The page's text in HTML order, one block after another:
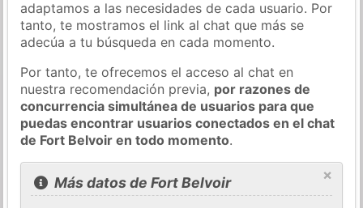
adaptamos a las necesidades de cada usuario. Por
tanto, te mostramos el link al chat que más se
adecúa a tu búsqueda en cada momento.
Por tanto, te ofrecemos el acceso al chat en
nuestra recomendación previa, por razones de
concurrencia simultánea de usuarios para que
puedas encontrar usuarios conectados en el chat
de Fort Belvoir en todo momento.
×
Más datos de Fort Belvoir